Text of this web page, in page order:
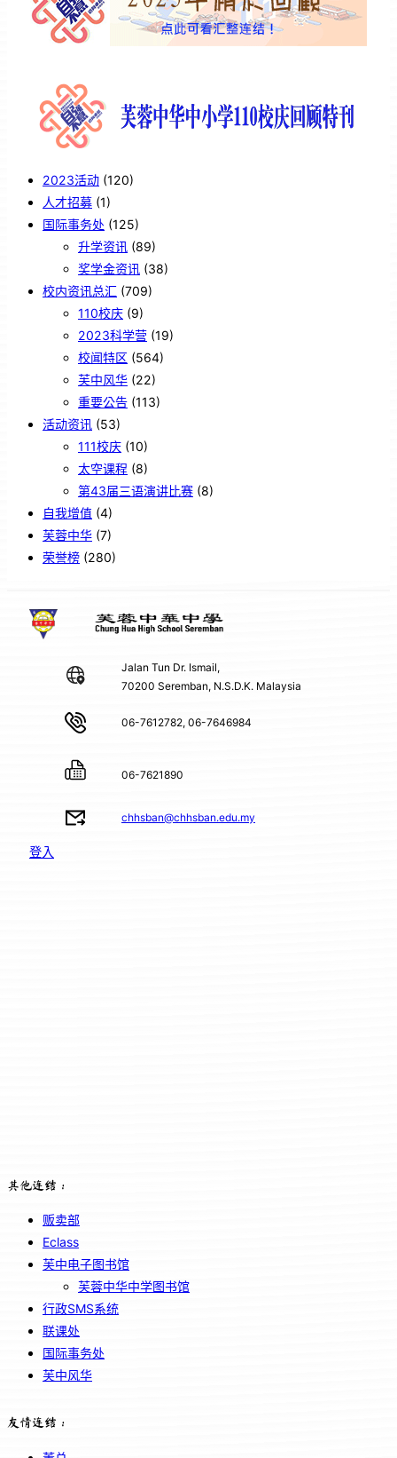
2023活动 (120)
人才招募 (1)
国际事务处 (125)
升学资讯 (89)
奖学金资讯 (38)
校内资讯总汇 (709)
110校庆 (9)
2023科学营 (19)
校闻特区 (564)
芙中风华 (22)
重要公告 (113)
活动资讯 (53)
111校庆 (10)
太空课程 (8)
第43届三语演讲比赛 (8)
自我增值 (4)
芙蓉中华 (7)
荣誉榜 (280)
Jalan Tun Dr. Ismail,
70200 Seremban, N.S.D.K. Malaysia
06-7612782, 06-7646984
06-7621890
chhsban@chhsban.edu.my
登入
其他连结：
贩卖部
Eclass
芙中电子图书馆
芙蓉中华中学图书馆
行政SMS系统
联课处
国际事务处
芙中风华
友情连结：